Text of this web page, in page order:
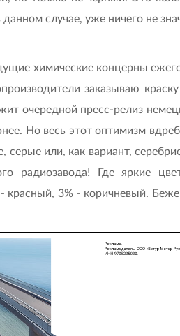
случае, уже ничего не
химические концерны
заказываю
очередной пресс-релиз
Но весь этот оптимизм
или, как вариант,
радиозавода! Где яркие
красный, 3% - коричневый.